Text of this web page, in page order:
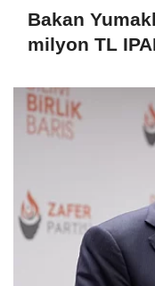
Bakan
milyon TL